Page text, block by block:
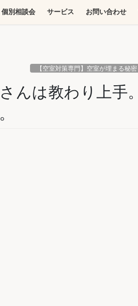
個別相談会 サービス お問い合わせ
【空室対策専門】空室が埋まる秘密
んは教わり上手。